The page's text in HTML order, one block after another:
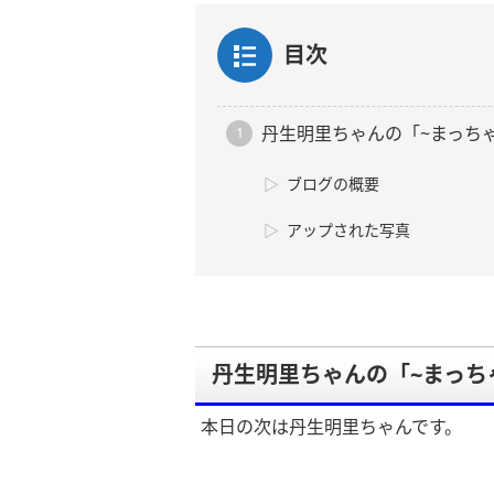
目次
丹生明里ちゃんの「~まっちゃ
ブログの概要
アップされた写真
丹生明里ちゃんの「~まっち
本日の次は丹生明里ちゃんです。